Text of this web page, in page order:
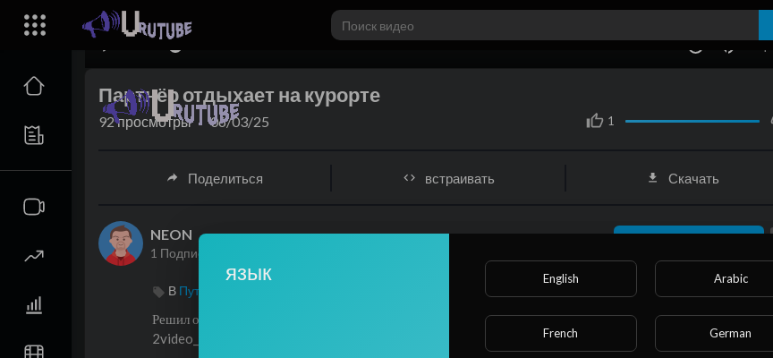
Партнёр отдыхает на курорте
1
92просмотры · 06/03/25
Поделиться встраивать Скачать
NEON
1 Подписчики
В Путешествия и события
Решил отдохнуть от нагрузок в интернете.
⁣2video_2025-05-26_16-01-09
язык English Arabic
French German